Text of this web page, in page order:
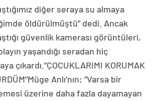
diğer seraya su almaya
öldürülmüştü” dedi. Ancak
güvenlik kamerası görüntüleri,
yaşandığı seradan hiç
çıkardı.”ÇOCUKLARIMI KORUMAK
Anlı’nın; “Varsa bir
üzerine daha fazla dayamayan